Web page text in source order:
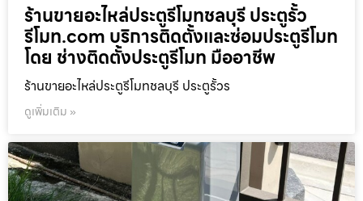
ร้านขายอะไหล่ประตูรีโมทชลบุรี ประตูรั้ว
รีโมท.com บริการติดตั้งและซ่อมประตูรีโมท
โดย ช่างติดตั้งประตูรีโมท มืออาชีพ
ร้านขายอะไหล่ประตูรีโมทชลบุรี ประตูรั้วร
ดูเพิ่มเติม »